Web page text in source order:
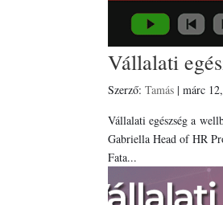
Vállalati
Szerző:Tamás |márc
Vállalati egészség a
Gabriella Head of HR
Fata...